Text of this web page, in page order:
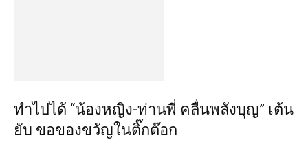
ทำไปได้ “น้องหญิง-ท่านพี่ คลื่นพลังบุญ” เต้น
ยับ ขอของขวัญในติ๊กต๊อก